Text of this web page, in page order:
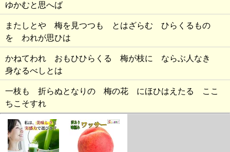
ゆかむと思へば
またしとや 梅を見つつも とはざらむ ひらくるもの
を われが思ひは
かねてわれ おもひひらくる 梅が枝に ならぶ人なき
身なるべしとは
一枝も 折らぬとなりの 梅の花 にほひはえたる ここ
ちこそすれ